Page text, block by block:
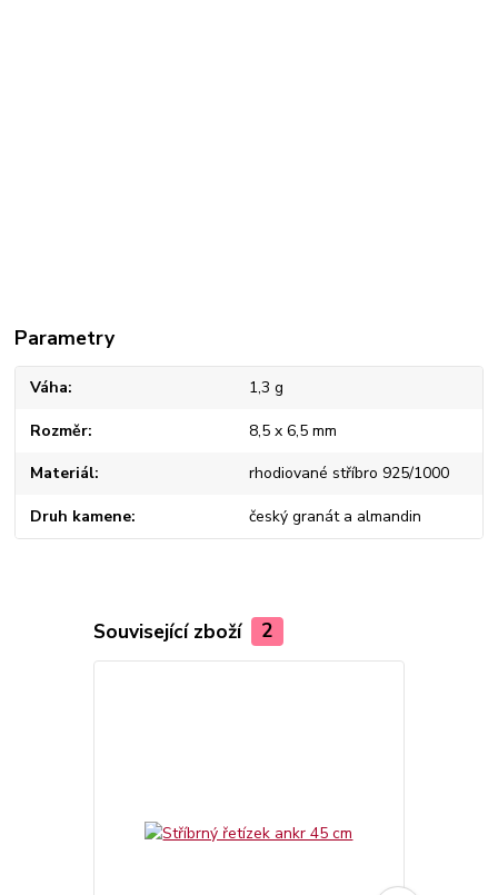
Parametry
Váha 1,3 g
Rozměr 8,5 x 6,5 mm
Materiál rhodiované stříbro 925/1000
Druh kamene český granát a almandin
Související zboží 2